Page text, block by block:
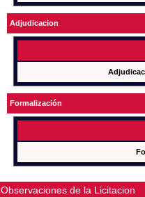
Adjudicacion
Formalización
Observaciones de la Licitacion